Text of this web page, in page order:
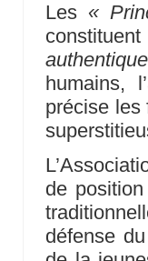
Les «
humains,
précise les
de
défense